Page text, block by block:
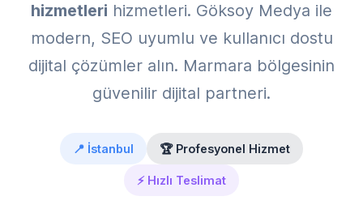
hizmetleri hizmetleri. Göksoy Medya ile
modern, SEO uyumlu ve kullanıcı dostu
dijital çözümler alın. Marmara bölgesinin
güvenilir dijital partneri.
📍 İstanbul 🏆 Profesyonel Hizmet
⚡ Hızlı Teslimat